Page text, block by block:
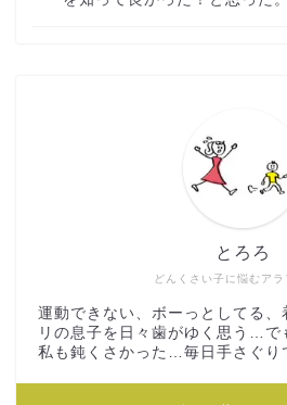
どんくさい子に悩むア
とろろ
運動できない、ボーっとしてる
リの息子を日々歯がゆく思う…で
私も鈍くさかった…毎日手さぐり